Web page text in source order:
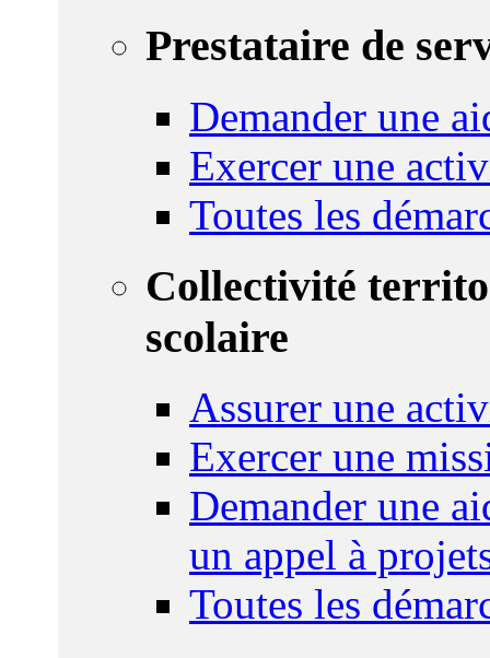
Prestataire de
Demander une
Exercer une
Toutes les
Collectivité
scolaire
Assurer une
Exercer une
Demander une
un appel à
Toutes les